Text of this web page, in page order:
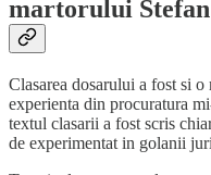
martorului Stefan
Clasarea dosarului a fost si
experienta din procuratura
textul clasarii a fost scris
de experimentat in golanii